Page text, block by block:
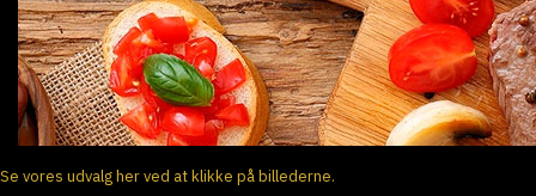
Se vores udvalg her ved at klikke på billederne.